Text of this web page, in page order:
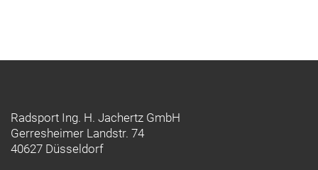
Radsport Ing. H. Jachertz GmbH
Gerresheimer Landstr. 74
40627 Düsseldorf